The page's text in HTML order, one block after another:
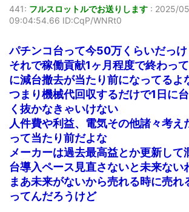
441: フルスロットルでお送りします : 2025/
09:04:54.66 ID:CqP/WNRt0
パチンコ台って今50万くらいだっけ
それで稼働貢献1ヶ月程度で終わっ
に減台撤去が当たり前になってるよ
つまり機械代回収するだけで1日に
く抜かなきゃいけない
人件費や利益、電気その他諸々考え
って当たり前だよな
メーカーは過去最高益とか更新して
台導入ペース見直さないと未来ない
まあ未来がないから売れる時に売れ
ってんだろうけど